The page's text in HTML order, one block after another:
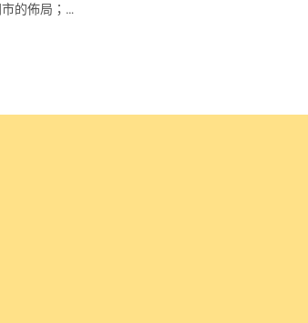
的佈局；…